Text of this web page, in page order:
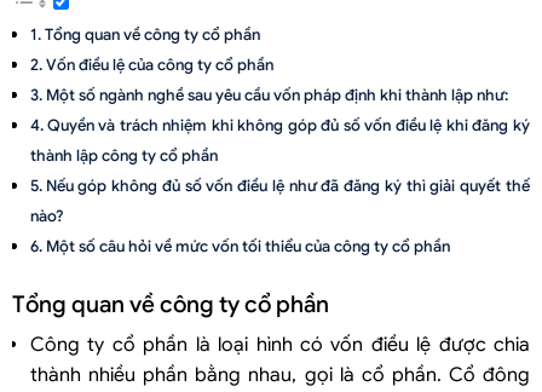
Tổng quan về công ty cổ phần
Vốn điều lệ của công ty cổ phần
Một số ngành nghề sau yêu cầu vốn pháp định khi thành lập như:
Quyền và trách nhiệm khi không góp đủ số vốn điều lệ khi đăng ký
thành lập công ty cổ phần
Nếu góp không đủ số vốn điều lệ như đã đăng ký thì giải quyết thế
nào?
Một số câu hỏi về mức vốn tối thiểu của công ty cổ phần
Tổng quan về công ty cổ phần
Công ty cổ phần là loại hình có vốn điều lệ được chia
thành nhiều phần bằng nhau, gọi là cổ phần. Cổ đông